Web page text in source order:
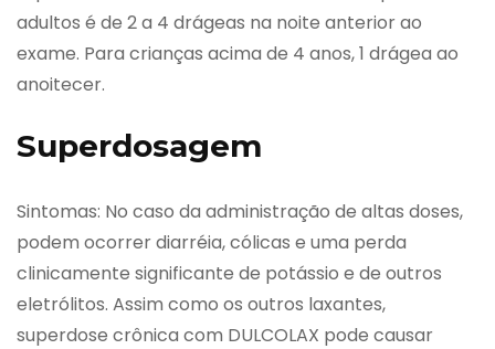
adultos é de 2 a 4 drágeas na noite anterior ao
exame. Para crianças acima de 4 anos, 1 drágea ao
anoitecer.
Superdosagem
Sintomas: No caso da administração de altas doses,
podem ocorrer diarréia, cólicas e uma perda
clinicamente significante de potássio e de outros
eletrólitos. Assim como os outros laxantes,
superdose crônica com DULCOLAX pode causar